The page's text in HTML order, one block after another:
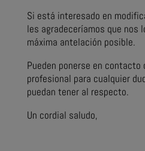
Si está interesado en
les agradeceríamos que nos
máxima antelación posible.
Pueden ponerse en
profesional para cualquier
puedan tener al respecto.
Un cordial saludo,